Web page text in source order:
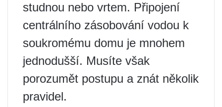
studnou nebo vrtem. Připojení
centrálního zásobování vodou k
soukromému domu je mnohem
jednodušší. Musíte však
porozumět postupu a znát několik
pravidel.